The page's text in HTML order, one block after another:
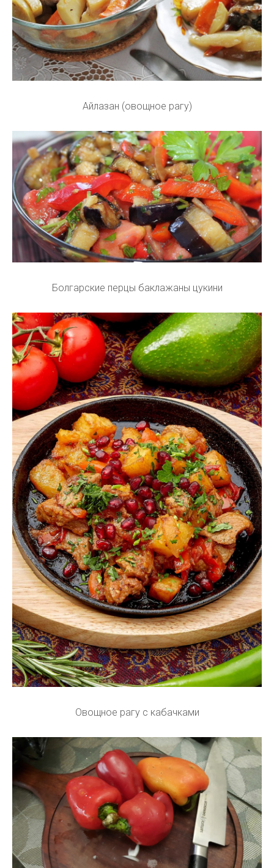
Айлазан (овощное рагу)
Болгарские перцы баклажаны цукини
Овощное рагу с кабачками